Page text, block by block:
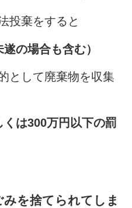
投棄をすると
の場合も含む）
として廃棄物を収集
は300万円以下の罰
を捨てられてしま